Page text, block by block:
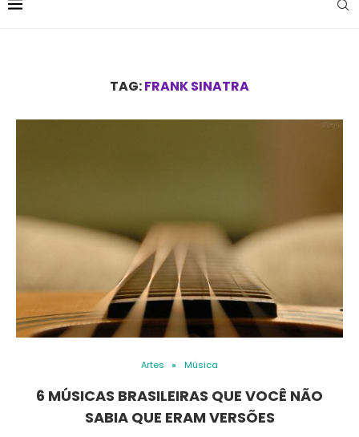
TAG:FRANK SINATRA
Artes Música
6 MÚSICAS BRASILEIRAS QUE VOCÊ NÃO
SABIA QUE ERAM VERSÕES